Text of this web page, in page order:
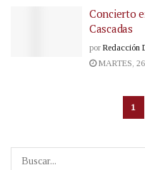
Concierto
Cascadas
por Redacción
MARTES,
1